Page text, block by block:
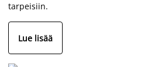
tarpeisiin.
Lue lisää